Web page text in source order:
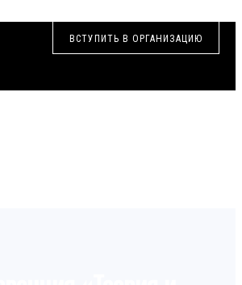
ВСТУПИТЬ В ОРГАНИЗАЦИЮ